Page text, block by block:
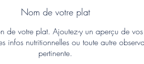
Nom de votre plat
de votre plat. Ajoutez-y un aperçu de vos
infos nutritionnelles ou toute autre
pertinente.